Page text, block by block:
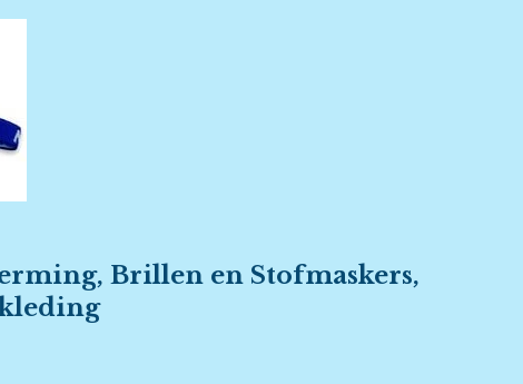
Brillen en Stofmaskers,